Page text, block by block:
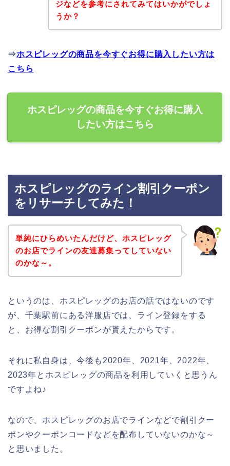
ジなどを参考にされてみてはいかがでしょ
うか？
⇒ホスピレッグの商品を今すぐお得に購入したい方は
こちら
ホスピレッグの商品を今すぐお得に購入
したい方はこちら
ホスピレッグのライン割引クーポン
をリサーチしてみた！
単純にひらめいたんだけど、ホスピレッグ
のお店でラインの友達募集ってしていない
のかな～。
というのは、ホスピレッグのお店の話ではないのです
が、千葉駅前にある洋服店では、ライン登録をする
と、お得な割引クーポンが貰えたからです。
それに私自身は、今後も2020年、2021年、2022年、
2023年とホスピレッグの商品を利用していくと思うん
ですよね♪
なので、ホスピレッグのお店でラインなどで割引クー
ポンやクーポンコードなどを配布していないのかな～
と思いました。